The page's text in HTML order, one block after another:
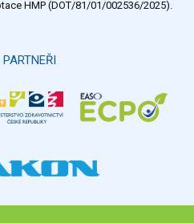
HMP (DOT/81/01/002536/2025).